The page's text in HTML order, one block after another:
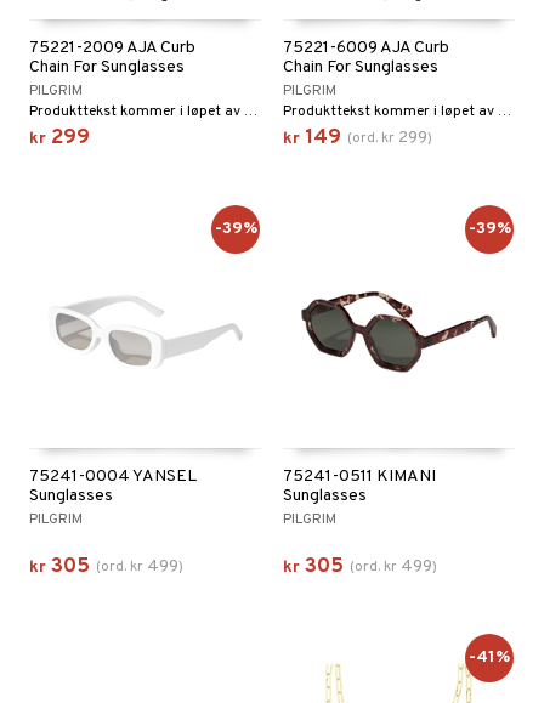
75221-2009 AJA Curb
Chain For Sunglasses
PILGRIM
Produkttekst kommer i løpet av kort tid
kr 299
75221-6009 AJA Curb
Chain For Sunglasses
PILGRIM
Produkttekst kommer i løpet av kort tid
kr 149 (ord. kr 299)
75241-0004 YANSEL
Sunglasses
PILGRIM
kr 305 (ord. kr 499)
-39%
75241-0511 KIMANI
Sunglasses
PILGRIM
kr 305 (ord. kr 499)
-39%
-41%